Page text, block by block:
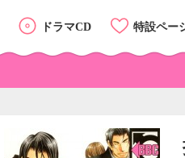
ドラマCD 特設ペー